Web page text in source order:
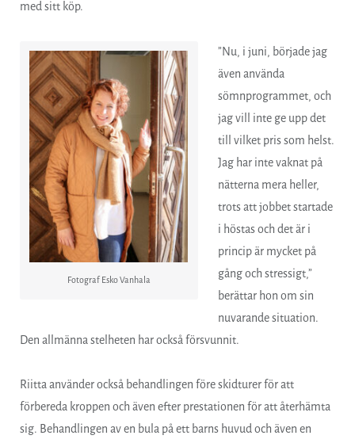
med sitt köp.
Fotograf Esko Vanhala
”Nu, i juni, började jag
även använda
sömnprogrammet, och
jag vill inte ge upp det
till vilket pris som helst.
Jag har inte vaknat på
nätterna mera heller,
trots att jobbet startade
i höstas och det är i
princip är mycket på
gång och stressigt,”
berättar hon om sin
nuvarande situation.
Den allmänna stelheten har också försvunnit.
Riitta använder också behandlingen före skidturer för att
förbereda kroppen och även efter prestationen för att återhämta
sig. Behandlingen av en bula på ett barns huvud och även en